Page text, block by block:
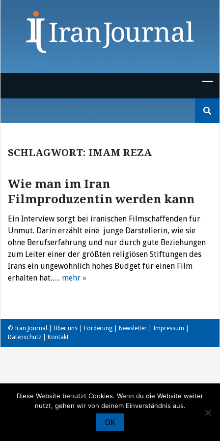
nach:
SCHLAGWORT: IMAM REZA
Wie man im Iran
Filmproduzentin werden kann
Ein Interview sorgt bei iranischen Filmschaffenden für
Unmut. Darin erzählt eine junge Darstellerin, wie sie
ohne Berufserfahrung und nur durch gute Beziehungen
zum Leiter einer der größten religiösen Stiftungen des
Irans ein ungewöhnlich hohes Budget für einen Film
erhalten hat.… mehr »
© Iran Journal | Über uns Förderung Newsletter Impressum
Datenschutz
Kontakt
Diese Website benutzt Cookies. Wenn du die Website weiter
nutzt, gehen wir von deinem Einverständnis aus.
OK